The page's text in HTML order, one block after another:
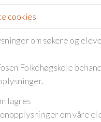
cookies
om søkere og
Folkehøgskole
lagres
om våre